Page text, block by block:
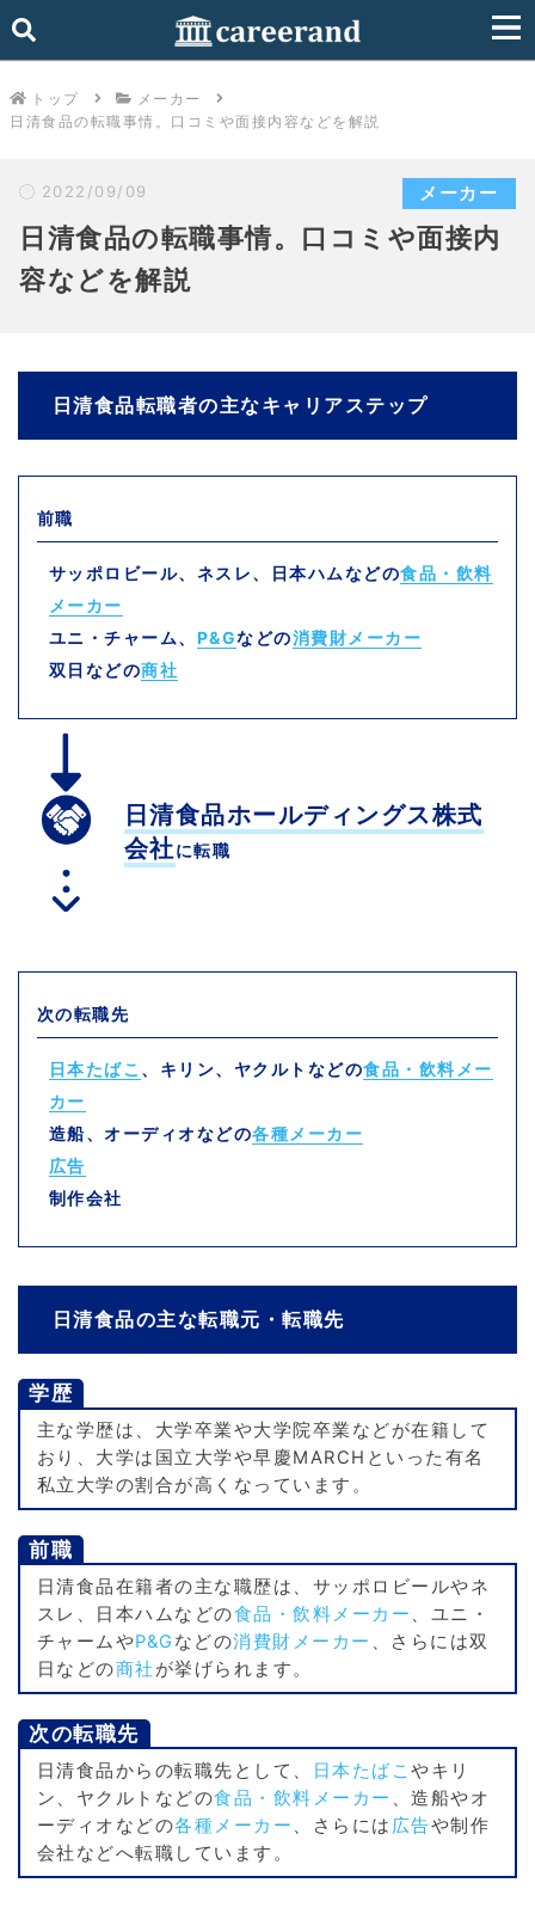
トップ
メーカー
日清食品の転職事情。口コミや面接内容などを解説
2022/09/09 メーカー
日清食品の転職事情。口コミや面接内
容などを解説
日清食品転職者の主なキャリアステップ
前職
サッポロビール、ネスレ、日本ハムなどの食品・飲料
メーカー
ユニ・チャーム、 P&Gなどの消費財メーカー
双日などの商社
日清食品ホールディングス株式
会社に転職
次の転職先
日本たばこ 、キリン、ヤクルトなどの食品・飲料メー
カー
造船、オーディオなどの各種メーカー
広告
制作会社
日清食品の主な転職元・転職先
学歴
主な学歴は、大学卒業や大学院卒業などが在籍して
おり、大学は国立大学や早慶MARCHといった有名
私立大学の割合が高くなっています。
前職
日清食品在籍者の主な職歴は、サッポロビールやネ
スレ、日本ハムなどの食品・飲料メーカー 、ユニ・
チャームやP&G などの消費財メーカー 、さらには双
日などの商社 が挙げられます。
次の転職先
日清食品からの転職先として、 日本たばこやキリ
ン、ヤクルトなどの食品・飲料メーカー 、造船やオ
ーディオなどの各種メーカー 、さらには 広告や制作
会社などへ転職しています。